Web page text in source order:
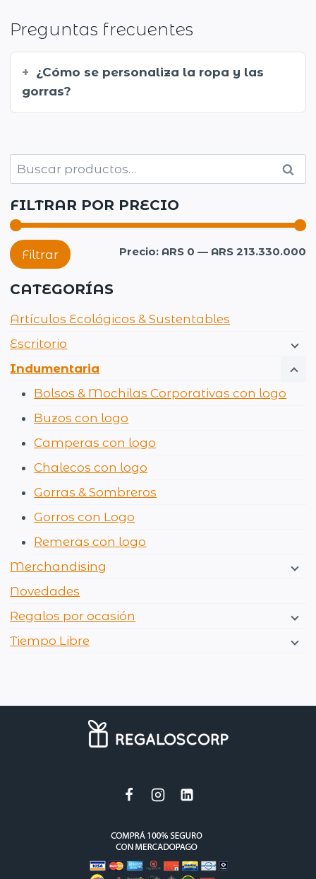
Preguntas frecuentes
¿Cómo se personaliza la ropa y las
gorras?
Buscar
por:
FILTRAR POR PRECIO
Filtrar Precio: ARS 0 — ARS 213.330.000
CATEGORÍAS
Artículos Ecológicos & Sustentables
Escritorio
Indumentaria
Bolsos & Mochilas Corporativas con logo
Buzos con logo
Camperas con logo
Chalecos con logo
Gorras & Sombreros
Gorros con Logo
Remeras con logo
Merchandising
Novedades
Regalos por ocasión
Tiempo Libre